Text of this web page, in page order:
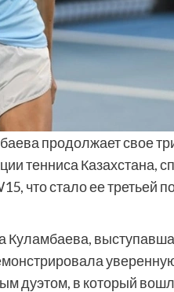
продолжает свое
тенниса Казахстана,
что стало ее третьей
дуэтом, в который